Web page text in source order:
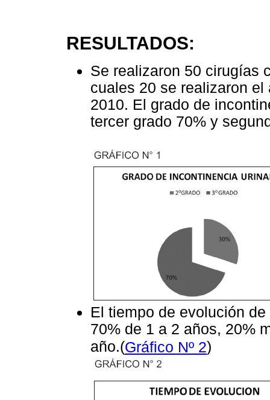
RESULTADOS:
Se realizaron 50 cirugías
cuales 20 se realizaron
2010. El grado de
tercer grado 70% y
El tiempo de evolución
70% de 1 a 2 años, 20%
año.(Gráfico Nº 2)